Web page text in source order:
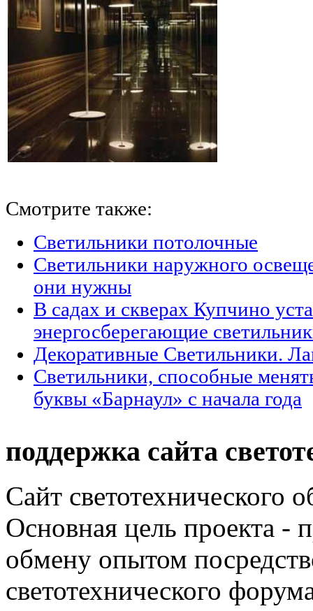
Смотрите также:
Светильники потолочные
Светильники наружного
они нужны
В садах и скверах Купчино
энергосберегающие
Декоративные Светильники.
Светильники, способные
буквы «Барнаул» с начала года
поддержка сайта
Сайт светотехнического
Основная цель проекта -
обмену опытом
светотехнического